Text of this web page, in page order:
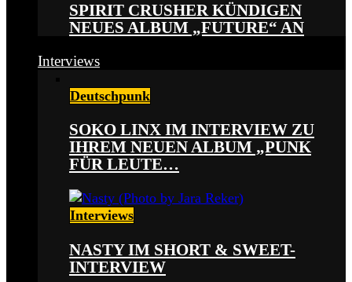
SPIRIT CRUSHER KÜNDIGEN
NEUES ALBUM „FUTURE“ AN
Interviews
Deutschpunk
SOKO LINX IM INTERVIEW ZU
IHREM NEUEN ALBUM „PUNK
FÜR LEUTE…
Interviews
NASTY IM SHORT & SWEET-
INTERVIEW